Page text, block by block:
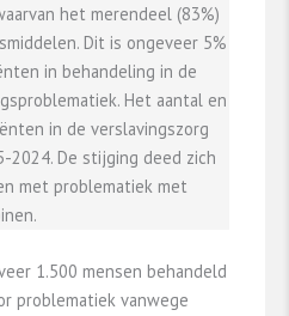
het merendeel (83%)
Dit is ongeveer 5%
in behandeling in de
Het aantal en
in de verslavingszorg
2024. De stijging deed zich
met problematiek met
1.500 mensen behandeld
problematiek vanwege